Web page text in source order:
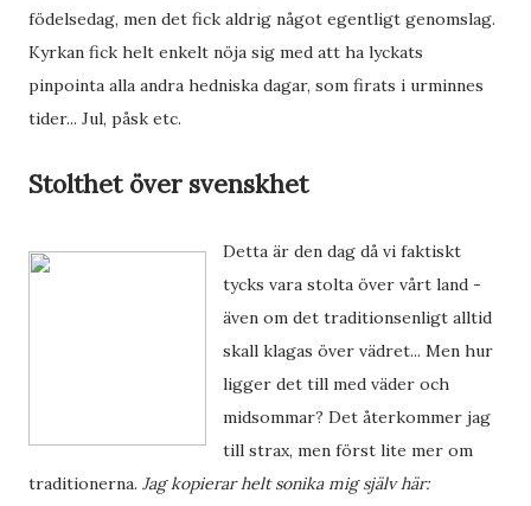
födelsedag, men det fick aldrig något egentligt genomslag.
Kyrkan fick helt enkelt nöja sig med att ha lyckats
pinpointa alla andra hedniska dagar, som firats i urminnes
tider... Jul, påsk etc.
Stolthet över svenskhet
Detta är den dag då vi faktiskt
tycks vara stolta över vårt land -
även om det traditionsenligt alltid
skall klagas över vädret... Men hur
ligger det till med väder och
midsommar? Det återkommer jag
till strax, men först lite mer om
traditionerna. Jag kopierar helt sonika mig själv här: